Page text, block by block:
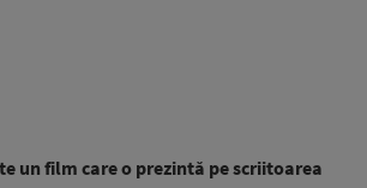
un film care o prezintă pe scriitoarea